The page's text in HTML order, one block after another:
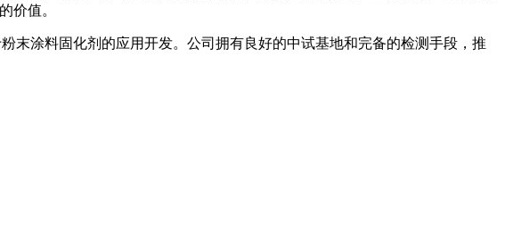
价值。
涂料固化剂的应用开发。公司拥有良好的中试基地和完备的检测手段，推